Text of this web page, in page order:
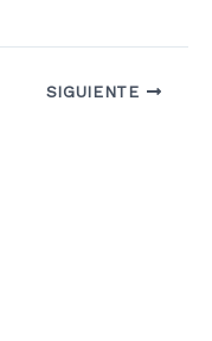
SIGUIENTE